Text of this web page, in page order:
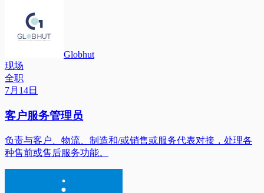
Globhut
现场
全职
7月14日
客户服务管理员
负责与客户、物流、制造和/或销售或服务代表对接，处理各
种售前或售后服务功能。